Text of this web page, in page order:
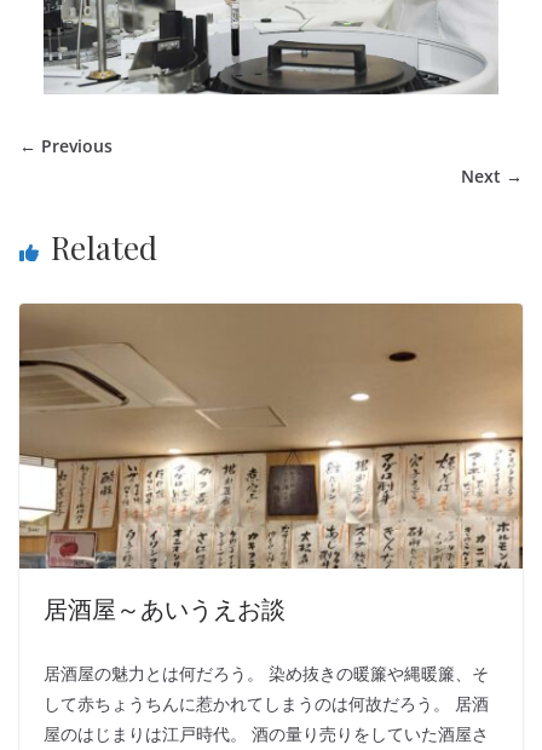
← Previous
Next →
Related
居酒屋～あいうえお談
居酒屋の魅力とは何だろう。 染め抜きの暖簾や縄暖簾、そ
して赤ちょうちんに惹かれてしまうのは何故だろう。 居酒
屋のはじまりは江戸時代。 酒の量り売りをしていた酒屋さ